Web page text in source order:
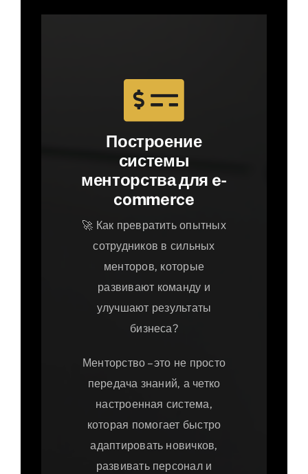
Построение
системы
менторства для e-
commerce
🚀 Как превратить опытных
сотрудников в сильных
менторов, которые
развивают команду и
улучшают результаты
бизнеса?
Менторство – это не просто
передача знаний, а четко
настроенная система,
которая помогает быстро
адаптировать новичков,
развивать персонал и